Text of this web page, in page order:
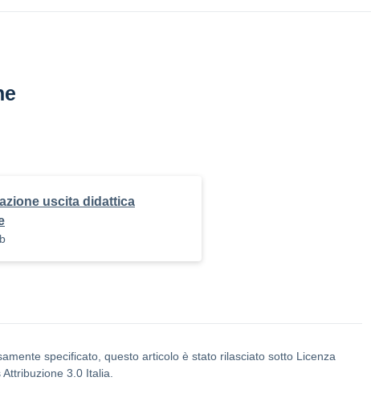
uscita didattica
specificato, questo articolo è stato rilasciato sotto Licenza
3.0 Italia.